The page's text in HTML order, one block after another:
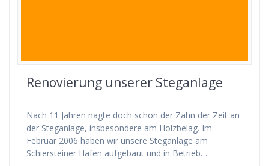
Renovierung unserer Steganlage
Nach 11 Jahren nagte doch schon der Zahn der Zeit an
der Steganlage, insbesondere am Holzbelag. Im
Februar 2006 haben wir unsere Steganlage am
Schiersteiner Hafen aufgebaut und in Betrieb…